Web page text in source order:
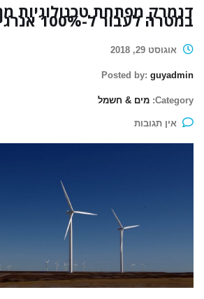
דנמרק מפתחת טכנולוגיות
במטרה לעבור ל-100% אנרגיה ירוקה
אוגוסט 29, 2018
Posted by: guyadmin
Category: מים & חשמל
אין תגובות